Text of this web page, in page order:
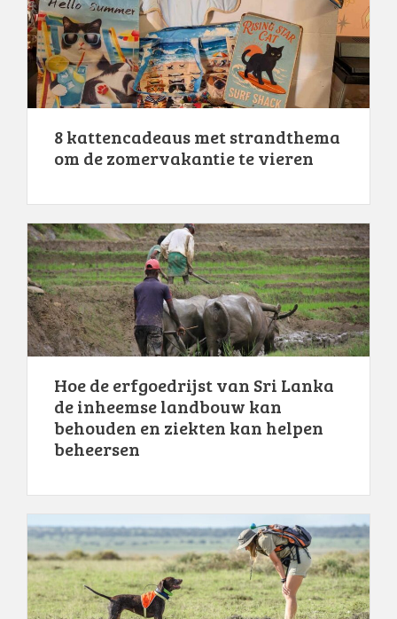
8 kattencadeaus met strandthema
om de zomervakantie te vieren
Hoe de erfgoedrijst van Sri Lanka
de inheemse landbouw kan
behouden en ziekten kan helpen
beheersen